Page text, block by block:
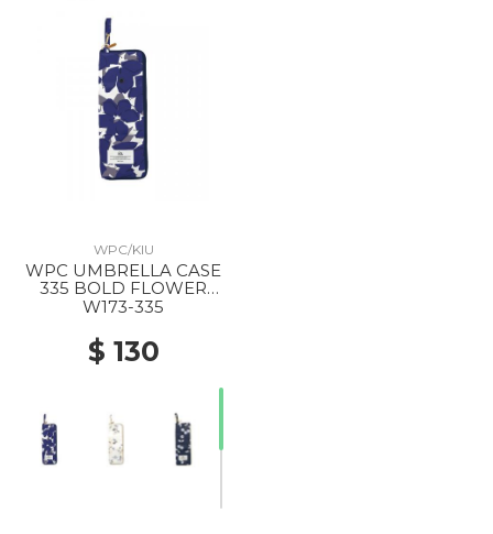
WPC/KIU
WPC UMBRELLA CASE
335 BOLD FLOWER
NAVY
W173-335
$ 130